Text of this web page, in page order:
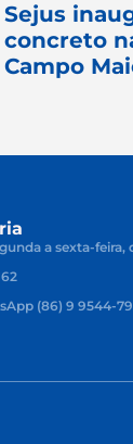
Sejus
concreto
Campo
a sexta-feira,
(86) 9 9544-